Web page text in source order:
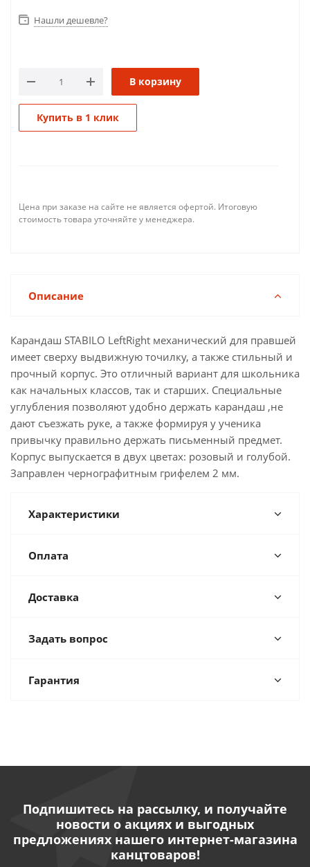
Нашли дешевле?
В корзину
Купить в 1 клик
Цена при заказе на сайте не является офертой. Итоговую
стоимость товара уточняйте у менеджера.
Описание
Карандаш STABILO LeftRight механический для правшей
имеет сверху выдвижную точилку, а также стильный и
прочный корпус. Это отличный вариант для школьника
как начальных классов, так и старших. Специальные
углубления позволяют удобно держать карандаш ,не
дают съезжать руке, а также формируя у ученика
привычку правильно держать письменный предмет.
Корпус выпускается в двух цветах: розовый и голубой.
Заправлен чернографитным грифелем 2 мм.
Характеристики
Оплата
Доставка
Задать вопрос
Гарантия
Подпишитесь на рассылку, и получайте
новости о акциях и выгодных
предложениях нашего интернет-магазина
канцтоваров!